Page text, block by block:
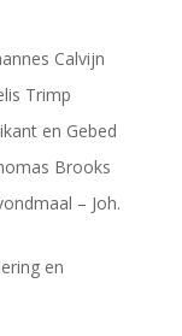
Calvijn
Trimp
en Gebed
Brooks
– Joh.
en